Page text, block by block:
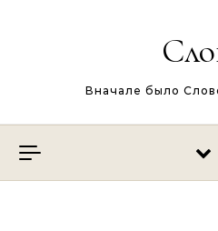
Вначале было